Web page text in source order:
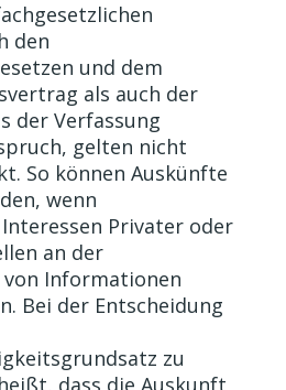
den
und dem
als auch der
der Verfassung
gelten nicht
So können Auskünfte
wenn
Privater oder
an der
Informationen
Bei der Entscheidung
zu